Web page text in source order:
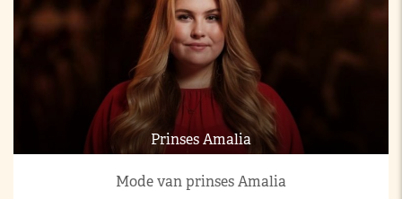
Prinses Amalia
Mode van prinses Amalia